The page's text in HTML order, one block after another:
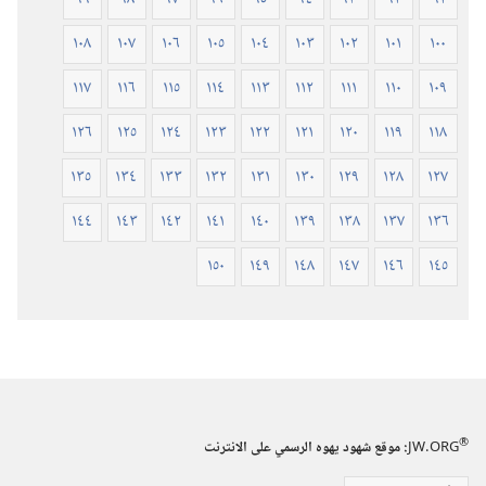
١٠٠
١٠١ ١٠٢ ١٠٣ ١٠٤ ١٠٥ ١٠٦ ١٠٧
١٠٨
١٠٩
١١٠ ١١١ ١١٢ ١١٣ ١١٤ ١١٥ ١١٦
١١٧
١١٨
١١٩ ١٢٠ ١٢١ ١٢٢ ١٢٣ ١٢٤ ١٢٥
١٢٦
١٢٧
١٢٨ ١٢٩ ١٣٠ ١٣١ ١٣٢ ١٣٣ ١٣٤
١٣٥
١٣٦
١٣٧ ١٣٨ ١٣٩ ١٤٠ ١٤١ ١٤٢ ١٤٣
١٤٤
١٤٥
١٤٦ ١٤٧ ١٤٨ ١٤٩ ١٥٠
JW.ORG®
:‏ موقع شهود يهوه الرسمي على الانترنت